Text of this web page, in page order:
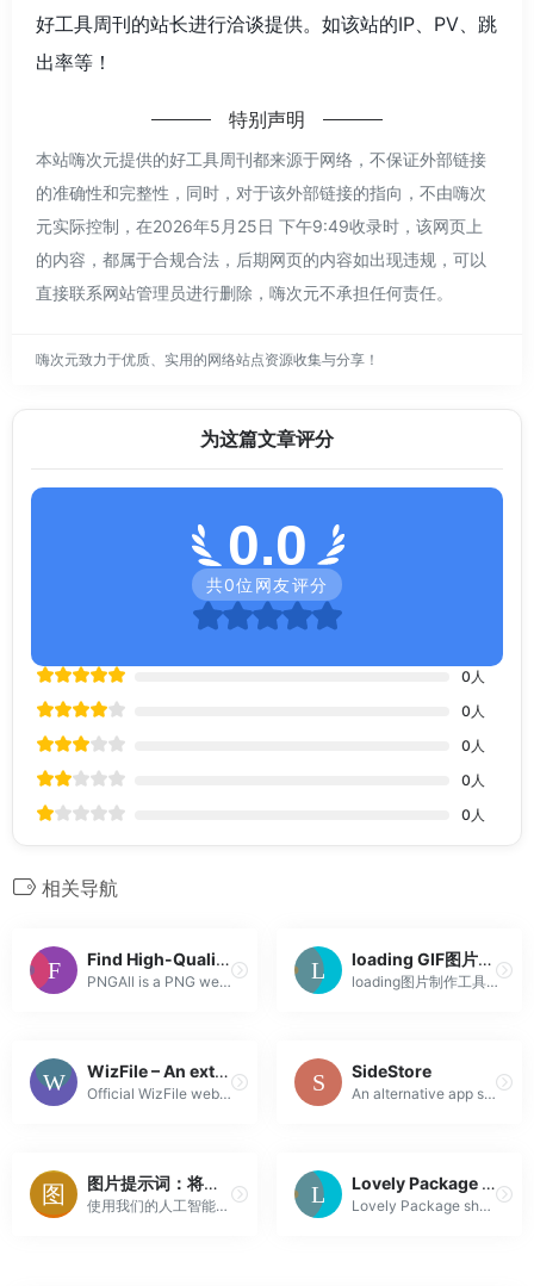
好工具周刊的站长进行洽谈提供。如该站的IP、PV、跳
出率等！
特别声明
本站嗨次元提供的好工具周刊都来源于网络，不保证外部链接
的准确性和完整性，同时，对于该外部链接的指向，不由嗨次
元实际控制，在2026年5月25日 下午9:49收录时，该网页上
的内容，都属于合规合法，后期网页的内容如出现违规，可以
直接联系网站管理员进行删除，嗨次元不承担任何责任。
嗨次元致力于优质、实用的网络站点资源收集与分享！
为这篇文章评分
0.0
共0位网友评分
0 人
0 人
0 人
0 人
0 人
相关导航
Find High-Quality Transparent PNG Images – PNG All
PNGAll is a PNG web-blog where you can find best high-quality free PNG images on various categories such as animals, food, nature, things, objects and...
loading GIF图片生成 loading GIF图片 在线loading图片制作工具 intoGIF
loading图片制作工具提供三十多款在线gif动画制作，能在线修改各loading图片的颜色，背景、动画的速度以及需要下载loading GIF图片的大小，是一款所见即所得的loading GIF图片生成工具。
WizFile – An extremely fast file finder
Official WizFile web site. WizFile finds files by name, size and date on your hard drives instantly. It uses the same high speed disk scanning functio...
SideStore
An alternative app store that aims to make sideloading apps as seamless as possible.
图片提示词：将您的创意转化为完美的AI艺术
使用我们的人工智能工具掌握图片提示词的创建。为Midjourney、Flux、Stable Diffusion等生成和优化图片提示词。
Lovely Package – Creative Packaging Design Inspiration
Lovely Package showcases the very best of packaging design inspiration and branding. We also cover industry news, design trends, branding and sustaina...